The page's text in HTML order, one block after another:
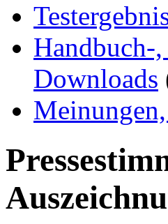
Handbuch-
Downloads